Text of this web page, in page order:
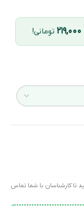
۲۱۹,۰۰۰ تومانی!
تا کارشناسان با شما تماس